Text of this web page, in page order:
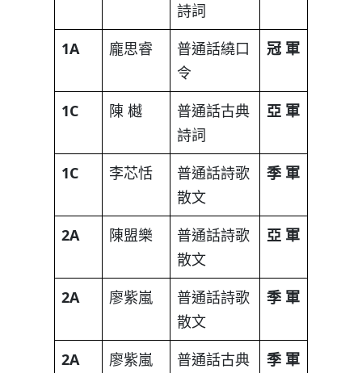
詩詞
1A 龐思睿
普通話繞口
令
冠 軍
1C 陳 樾
普通話古典
詩詞
亞 軍
1C 李芯恬
普通話詩歌
散文
季 軍
2A 陳盟樂
普通話詩歌
散文
亞 軍
2A 廖紫嵐
普通話詩歌
散文
季 軍
2A 廖紫嵐
普通話古典
季 軍